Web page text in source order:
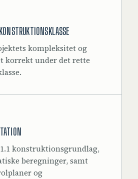
kompleksitet og
korrekt under det rette
konstruktionsgrundlag,
beregninger, samt
og